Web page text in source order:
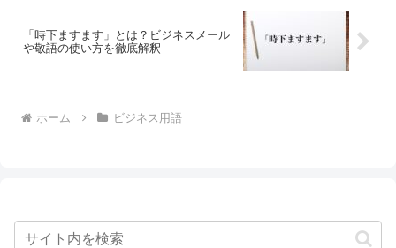
「時下ますます」とは？ビジネスメール
や敬語の使い方を徹底解釈
ホーム ビジネス用語